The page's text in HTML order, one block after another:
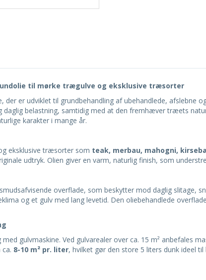
til mørke trægulve og eksklusive træsorter
er udviklet til grundbehandling af ubehandlede, afslebne
belastning, samtidig med at den fremhæver træets
karakter i mange år.
eksklusive træsorter som teak, merbau, mahogni,
udtryk. Olien giver en varm, naturlig finish, som
overflade, som beskytter mod daglig slitage,
og et gulv med lang levetid. Den oliebehandlede
gulvmaskine. Ved gulvarealer over ca. 15 m² anbefales
8-10 m² pr. liter, hvilket gør den store 5 liters dunk ideel